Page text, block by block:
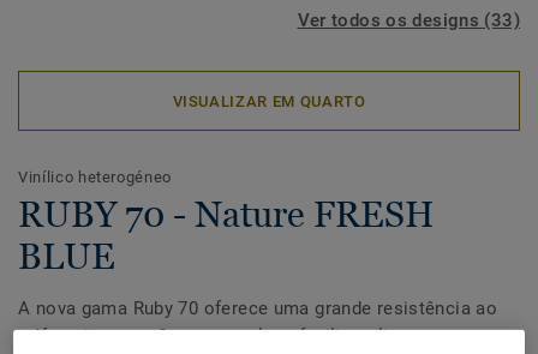
Ver todos os designs (33)
VISUALIZAR EM QUARTO
Vinílico heterogéneo
RUBY 70 - Nature FRESH
BLUE
A nova gama Ruby 70 oferece uma grande resistência ao
tráfego intenso. Seu novo relevo facilita a limpeza e